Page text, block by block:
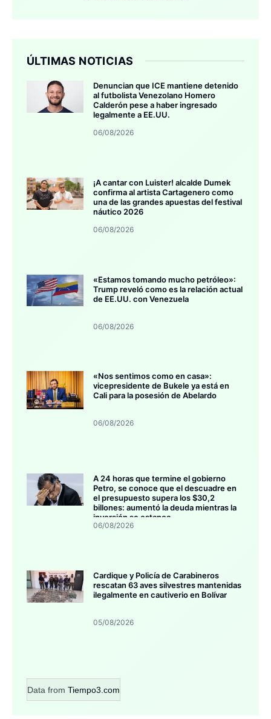
ÚLTIMAS NOTICIAS
Denuncian que ICE mantiene detenido
al futbolista Venezolano Homero
Calderón pese a haber ingresado
legalmente a EE.UU.
06/08/2026
¡A cantar con Luister! alcalde Dumek
confirma al artista Cartagenero como
una de las grandes apuestas del festival
náutico 2026
06/08/2026
«Estamos tomando mucho petróleo»:
Trump reveló como es la relación actual
de EE.UU. con Venezuela
06/08/2026
«Nos sentimos como en casa»:
vicepresidente de Bukele ya está en
Cali para la posesión de Abelardo
06/08/2026
A 24 horas que termine el gobierno
Petro, se conoce que el descuadre en
el presupuesto supera los $30,2
billones: aumentó la deuda mientras la
inversión se estanca
06/08/2026
Cardique y Policía de Carabineros
rescatan 63 aves silvestres mantenidas
ilegalmente en cautiverio en Bolívar
05/08/2026
Data from Tiempo3.com